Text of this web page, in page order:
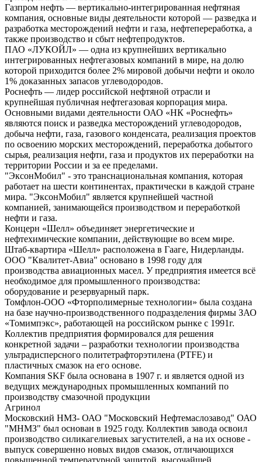
Газпром нефть — вертикально-интегрированная нефтяная
компания, основные виды деятельности которой — разведка и
разработка месторождений нефти и газа, нефтепереработка, а
также производство и сбыт нефтепродуктов.
ПАО «ЛУКОЙЛ» — одна из крупнейших вертикально
интегрированных нефтегазовых компаний в мире, на долю
которой приходится более 2% мировой добычи нефти и около
1% доказанных запасов углеводородов.
Роснефть — лидер российской нефтяной отрасли и
крупнейшая публичная нефтегазовая корпорация мира.
Основными видами деятельности ОАО «НК «Роснефть»
являются поиск и разведка месторождений углеводородов,
добыча нефти, газа, газового конденсата, реализация проектов
по освоению морских месторождений, переработка добытого
сырья, реализация нефти, газа и продуктов их переработки на
территории России и за ее пределами.
"ЭксонМобил" - это транснациональная компания, которая
работает на шести континентах, практически в каждой стране
мира. "ЭксонМобил" является крупнейшей частной
компанией, занимающейся производством и переработкой
нефти и газа.
Концерн «Шелл» объединяет энергетические и
нефтехимические компании, действующие во всем мире.
Штаб-квартира «Шелл» расположена в Гааге, Нидерланды.
ООО "Квалитет-Авиа" основано в 1998 году для
производства авиационных масел. У предприятия имеется всё
необходимое для промышленного производства:
оборудование и резервуарный парк.
Томфлон-ООО «Фторполимерные технологии» была создана
на базе научно-производственного подразделения фирмы ЗАО
«Томимпэкс», работающей на российском рынке с 1991г.
Коллектив предприятия формировался для решения
конкретной задачи – разработки технологии производства
ультрадисперсного политетрафторэтилена (PTFE) и
пластичных смазок на его основе.
Компания SKF была основана в 1907 г. и является одной из
ведущих международных промышленных компаний по
производству смазочной продукции
Агринол
Московский НМЗ- ОАО "Московский Нефтемаслозавод" ОАО
"МНМЗ" был основан в 1925 году. Коллектив завода освоил
производство силикагелиевых загустителей, а на их основе -
выпуск совершенно новых видов смазок, отличающихся